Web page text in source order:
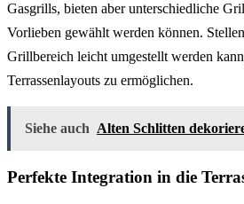
Gasgrills, bieten aber unterschiedliche
Vorlieben gewählt werden können.
Grillbereich leicht umgestellt werden
Terrassenlayouts zu ermöglichen.
Siehe auch Alten Schlitten
Perfekte Integration in die